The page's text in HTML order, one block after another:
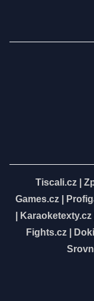
Tiscali.cz
Games.cz
Karaoketexty.cz|
Fights.cz